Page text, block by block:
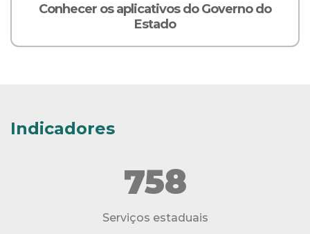
Conhecer os aplicativos do Governo do
Estado
Indicadores
758
Serviços estaduais